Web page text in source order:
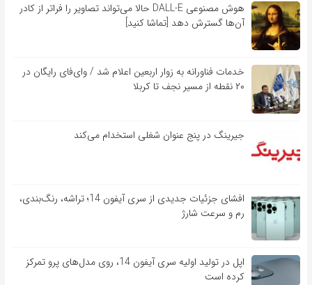
هوش مصنوعی DALL-E حالا می‌تواند تصاویر را فراتر از کادر
آن‌ها گسترش دهد [تماشا کنید]
خدمات فناورانه به زوار اربعین اعلام شد / وای‌فای رایگان در
۲۰ نقطه از مسیر نجف تا کربلا
جیرینگ در پنج عنوان شغلی استخدام می‌کند
افشای جزئیات جدیدی از سری آیفون 14؛ تراشه، رنگ‌بندی،
رم و سرعت شارژ
اپل در تولید اولیه سری آیفون 14، روی مدل‌های پرو تمرکز
کرده است